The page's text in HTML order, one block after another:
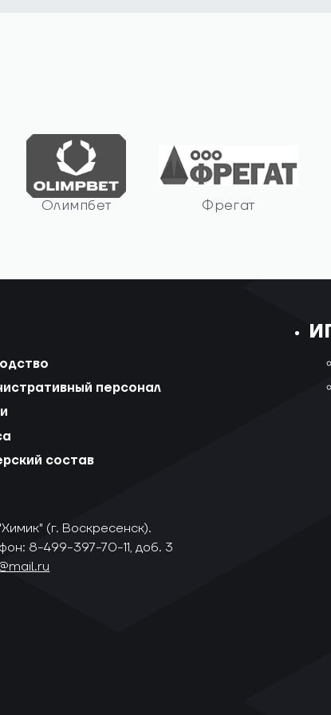
Олимпбет Фрегат
персонал
состав
(г. Воскресенск).
8-499-397-70-11, доб. 3